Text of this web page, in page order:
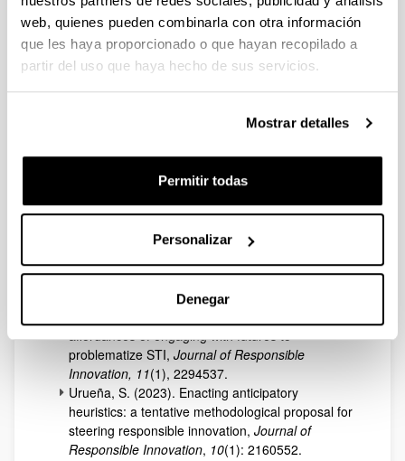
web, quienes pueden combinarla con otra información
que les haya proporcionado o que hayan recopilado a
partir del uso que haya hecho de sus servicios.
Mostrar detalles
Permitir todas
Personalizar
Denegar
anticipation studies, and science and technology studies
(STS). It focuses on methodological and epistemic-
political aspects of the interventive use of futures (e.g.
foresight practices, socio-technical and techno-moral
scenarios) to promote the anticipatory dimension of
Urueña, S. & Rodríguez, H. (2026). Anticipatory
practices in the solid urban waste controversy in
Gipuzkoa: Contested socio-technical futures,
Futures, 175: 103729.
Urueña, S. (2024). Anticipation and its degrees of
affordances of engaging with futures to
problematize STI, Journal of Responsible
Innovation, 11(1), 2294537.
Urueña, S. (2023). Enacting anticipatory
heuristics: a tentative methodological proposal for
steering responsible innovation, Journal of
Responsible Innovation, 10(1): 2160552.